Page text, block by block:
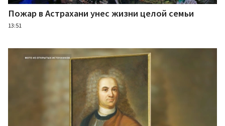
Пожар в Астрахани унес жизни целой семьи
13:51